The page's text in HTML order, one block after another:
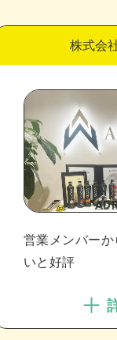
株式会
営業メンバー
いと好評